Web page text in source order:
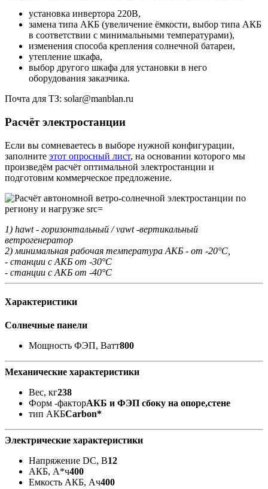
установка инвертора 220В,
замена типа АКБ (увеличение ёмкости, выбор типа АКБ
в соответствии с минимальными температурами),
изменения способа крепления солнечной батареи,
утепление шкафа,
выбор другого шкафа для установки в него
оборудования заказчика.
Почта для ТЗ: solar@manblan.ru
Расчёт электростанции
Если вы сомневаетесь в выборе нужной конфигурации,
заполните этот опросный лист, на основании которого мы
произведём расчёт оптимальной электростанции и
подготовим коммерческое предложение.
1) hawt - горизонтальный / vawt -вертикальный
ветрогенератор
2) минимальная рабочая температура АКБ - от -20°С,
- станции с АКБ от -30°С
- станции с АКБ от -40°С
Характеристики
Солнечные панели
Мощность ФЭП, Ватт800
Механические характеристики
Вес, кг238
Форм -факторАКБ и ФЭП сбоку на опоре,стене
тип АКБCarbon*
Электрические характеристики
Напряжение DC, В12
АКБ, А*ч400
Емкость АКБ, Ач400